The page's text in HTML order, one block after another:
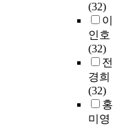
(32)
이
인호
(32)
전
경희
(32)
홍
미영